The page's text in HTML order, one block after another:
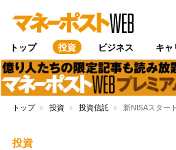
トップ 投資 ビジネス キャ
トップ 投資 投資信託 新NISAスター
投資